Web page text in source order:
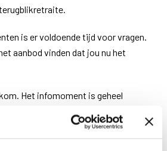
is er voldoende tijd voor vragen.
aanbod vinden dat jou nu het
Het infomoment is geheel
te nemen.